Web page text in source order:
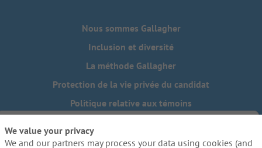
Nous sommes Gallagher
Inclusion et diversité
La méthode Gallagher
Protection de la vie privée du candidat
Politique relative aux témoins
Besoin de mesures d'adaptation raisonnables pour
We value your privacy
We and our partners may process your data using cookies (and